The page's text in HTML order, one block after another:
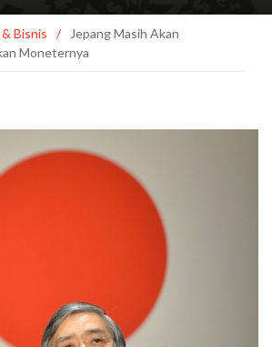
Bisnis /
Jepang Masih Akan
Moneternya